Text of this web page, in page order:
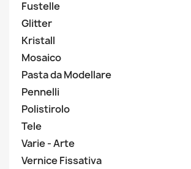
Fustelle
Glitter
Kristall
Mosaico
Pasta da Modellare
Pennelli
Polistirolo
Tele
Varie - Arte
Vernice Fissativa